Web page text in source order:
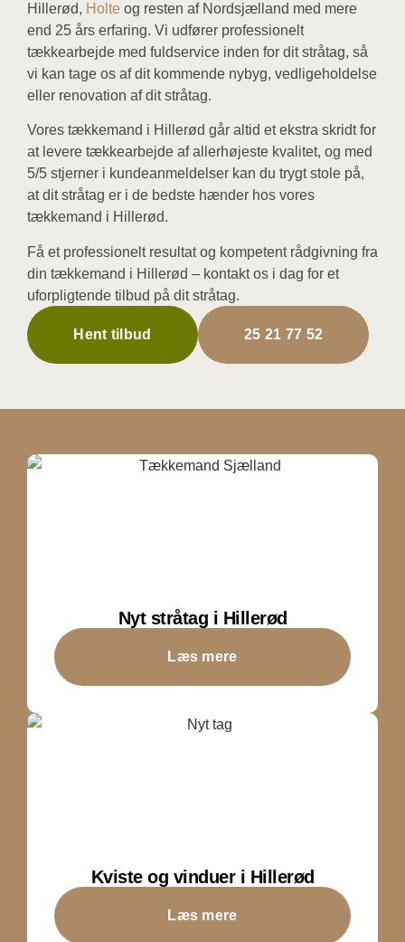
Hillerød, Holte og resten af Nordsjælland med mere
end 25 års erfaring. Vi udfører professionelt
tækkearbejde med fuldservice inden for dit stråtag, så
vi kan tage os af dit kommende nybyg, vedligeholdelse
eller renovation af dit stråtag.
Vores tækkemand i Hillerød går altid et ekstra skridt for
at levere tækkearbejde af allerhøjeste kvalitet, og med
5/5 stjerner i kundeanmeldelser kan du trygt stole på,
at dit stråtag er i de bedste hænder hos vores
tækkemand i Hillerød.
Få et professionelt resultat og kompetent rådgivning fra
din tækkemand i Hillerød – kontakt os i dag for et
uforpligtende tilbud på dit stråtag.
Hent tilbud 25 21 77 52
Nyt stråtag i Hillerød
Læs mere
Kviste og vinduer i Hillerød
Læs mere